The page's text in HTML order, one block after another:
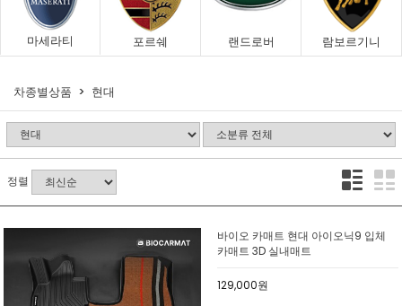
마세라티 포르쉐 랜드로버 람보르기니
차종별상품 현대
정렬
바이오 카매트 현대 아이오닉9 입체
카매트 3D 실내매트
129,000원